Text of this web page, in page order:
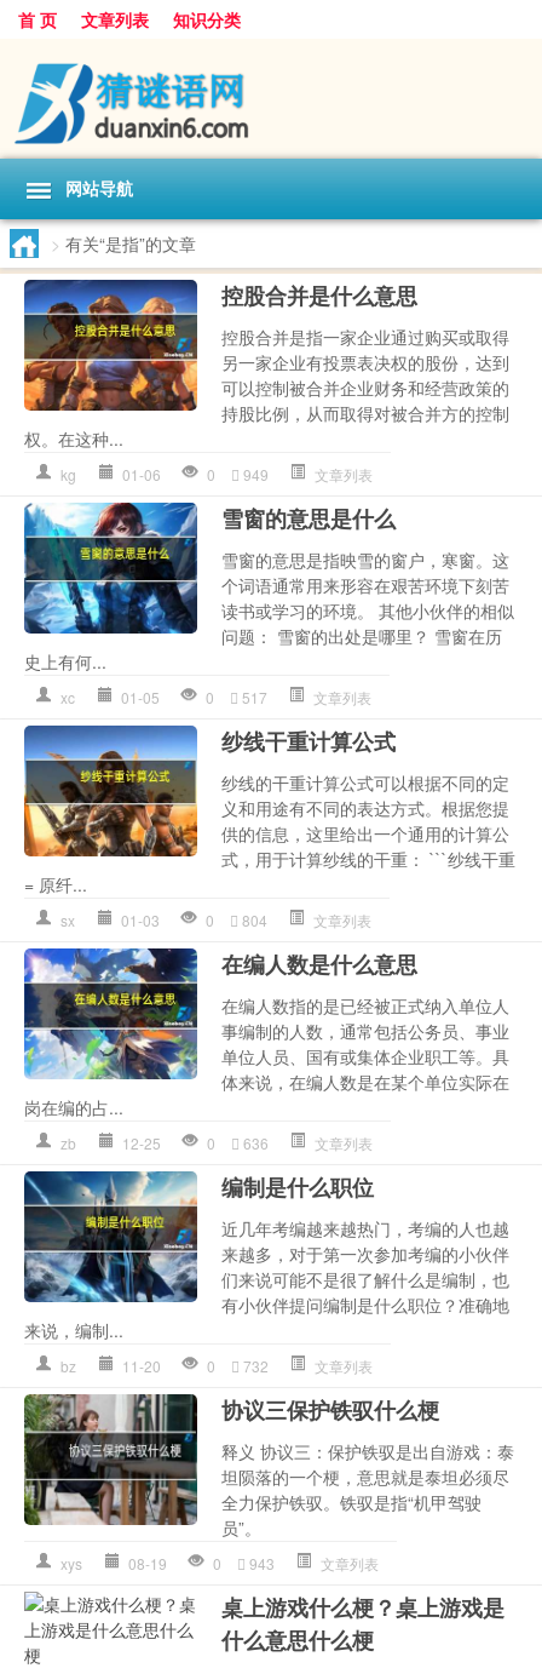
首 页 文章列表 知识分类
网站导航
> 有关“是指”的文章
控股合并是什么意思
控股合并是指一家企业通过购买或取得
另一家企业有投票表决权的股份，达到
可以控制被合并企业财务和经营政策的
持股比例，从而取得对被合并方的控制
权。在这种...
kg 01-06 0 949 文章列表
雪窗的意思是什么
雪窗的意思是指映雪的窗户，寒窗。这
个词语通常用来形容在艰苦环境下刻苦
读书或学习的环境。 其他小伙伴的相似
问题： 雪窗的出处是哪里？ 雪窗在历
史上有何...
xc 01-05 0 517 文章列表
纱线干重计算公式
纱线的干重计算公式可以根据不同的定
义和用途有不同的表达方式。根据您提
供的信息，这里给出一个通用的计算公
式，用于计算纱线的干重： ```纱线干重
= 原纤...
sx 01-03 0 804 文章列表
在编人数是什么意思
在编人数指的是已经被正式纳入单位人
事编制的人数，通常包括公务员、事业
单位人员、国有或集体企业职工等。具
体来说，在编人数是在某个单位实际在
岗在编的占...
zb 12-25 0 636 文章列表
编制是什么职位
近几年考编越来越热门，考编的人也越
来越多，对于第一次参加考编的小伙伴
们来说可能不是很了解什么是编制，也
有小伙伴提问编制是什么职位？准确地
来说，编制...
bz 11-20 0 732 文章列表
协议三保护铁驭什么梗
释义 协议三：保护铁驭是出自游戏：泰
坦陨落的一个梗，意思就是泰坦必须尽
全力保护铁驭。铁驭是指“机甲驾驶
员”。
xys 08-19 0 943 文章列表
桌上游戏什么梗？桌上游戏是
什么意思什么梗